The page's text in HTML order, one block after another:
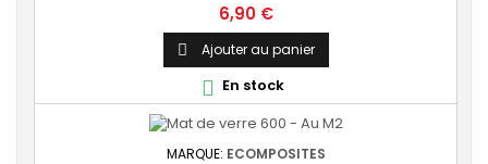
Prix
6,90 €
 Ajouter au panier
 En stock
MARQUE: ECOMPOSITES